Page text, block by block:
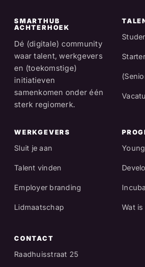
SMARTHUB
ACHTERHOEK
Dé (digitale) community
waar talent, werkgevers
en (toekomstige)
initiatieven
samenkomen onder één
sterk regiomerk.
Starter
WERKGEVERS
Sluit je aan
Talent vinden
Employer branding
Lidmaatschap Wat
CONTACT
Raadhuisstraat 25